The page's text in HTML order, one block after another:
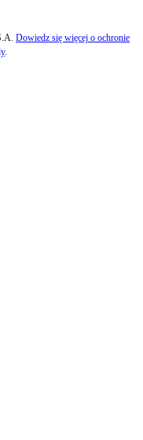
Dowiedz się więcej o ochronie
.